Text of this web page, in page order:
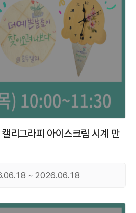
리그라피 아이스크림 시계 만
~ 2026.06.18